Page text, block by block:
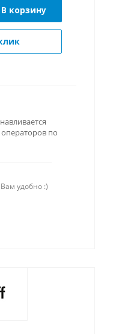
В корзину
по
удобно :)